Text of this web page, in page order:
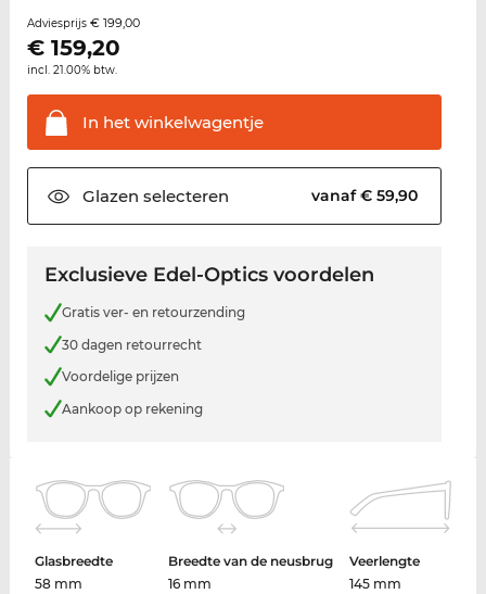
Adviesprijs € 199,00
€ 159,20
incl. 21.00% btw.
In hetwinkelwagentje
Glazen selecteren vanaf € 59,90
Exclusieve Edel-Optics voordelen
Gratis ver- en retourzending
30 dagen retourrecht
Voordelige prijzen
Aankoop op rekening
Glasbreedte
58 mm
Breedte van de neusbrug
16 mm
Veerlengte
145 mm